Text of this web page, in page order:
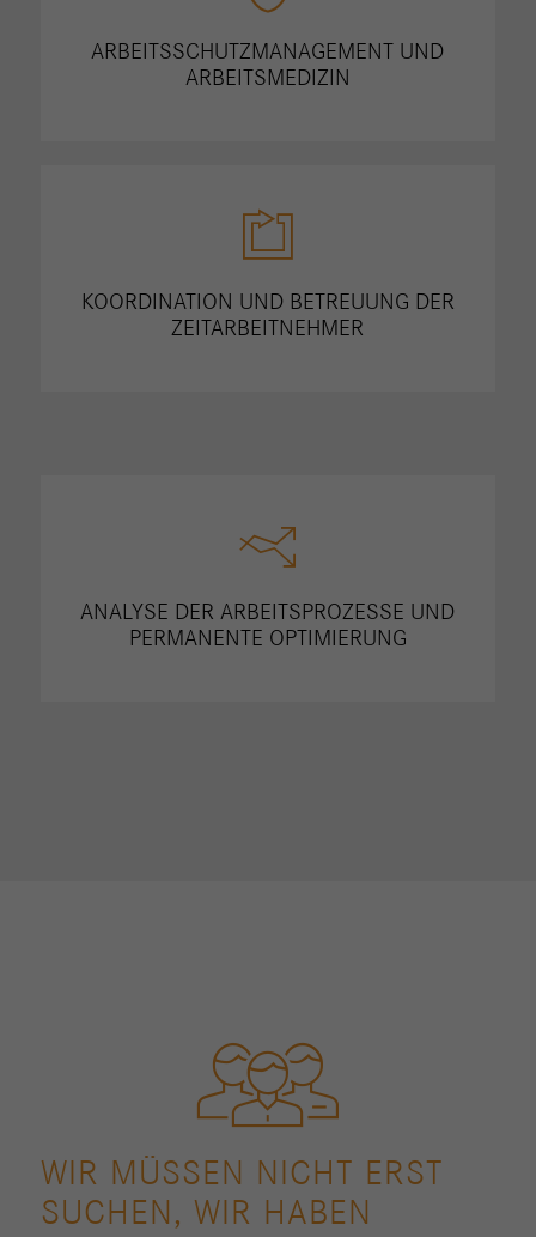
ARBEITSSCHUTZMANAGEMENT UND
ARBEITSMEDIZIN
KOORDINATION UND BETREUUNG DER
ZEITARBEITNEHMER
ANALYSE DER ARBEITSPROZESSE UND
PERMANENTE OPTIMIERUNG
WIR MÜSSEN NICHT ERST
SUCHEN, WIR HABEN